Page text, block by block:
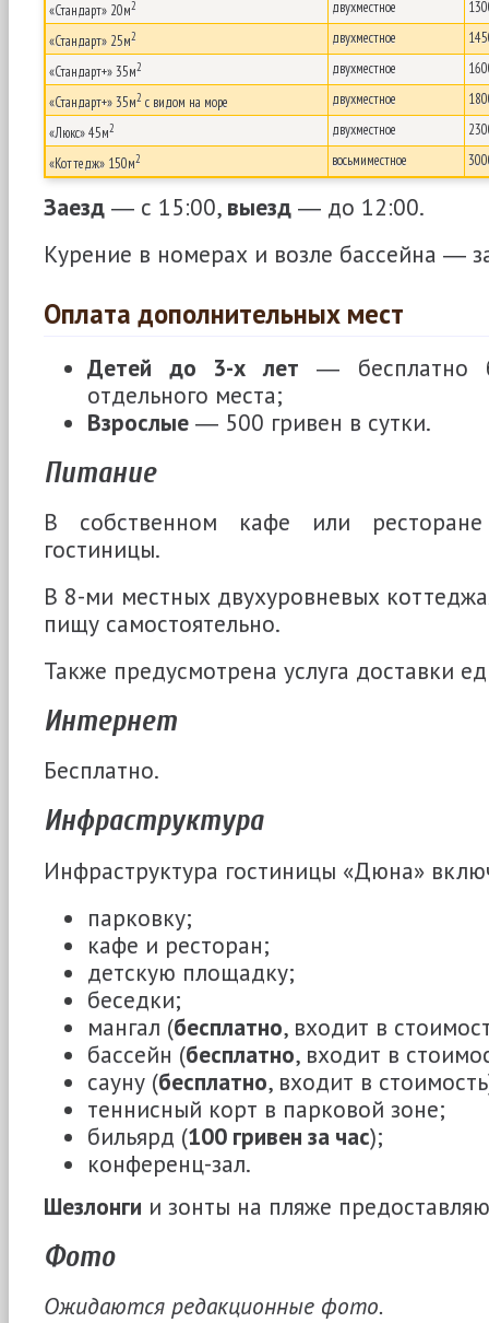
«Стандарт» 20м2 двухместное
«Стандарт» 25м2 двухместное
«Стандарт+» 35м2 двухместное
«Стандарт+» 35м2 с видом на море двухместное
«Люкс» 45м2 двухместное
«Коттедж» 150м2 восьмиместное
Заезд ― с 15:00, выезд ― до 12:00.
Курение в номерах и возле бассейна ―
Оплата дополнительных мест
Детей до 3-х лет ― бесплатно
отдельного места;
Взрослые ― 500 гривен в сутки.
Питание
В собственном кафе или
гостиницы.
В 8-ми местных двухуровневых
пищу самостоятельно.
Также предусмотрена услуга доставки
Интернет
Бесплатно.
Инфраструктура
Инфраструктура гостиницы «Дюна»
парковку;
кафе и ресторан;
детскую площадку;
беседки;
мангал (бесплатно, входит в
бассейн (бесплатно, входит в
сауну (бесплатно, входит в
теннисный корт в парковой зоне;
бильярд (100 гривен за час);
конференц-зал.
Шезлонги и зонты на пляже
Фото
Ожидаются редакционные фото.